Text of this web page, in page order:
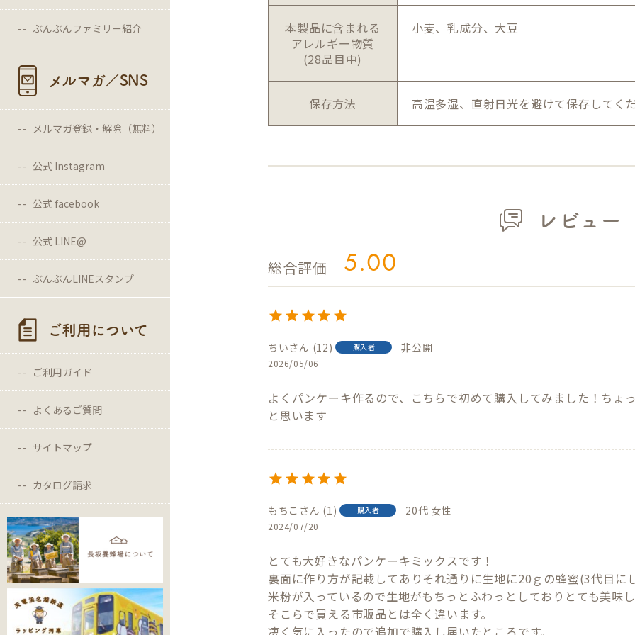
ぶんぶんファミリー紹介
メルマガ／SNS
メルマガ登録・解除（無料）
公式 Instagram
公式 facebook
公式 LINE@
ぶんぶんLINEスタンプ
ご利用について
ご利用ガイド
よくあるご質問
サイトマップ
カタログ請求
本製品に含まれる
アレルギー物質
(28品目中)
小麦、乳成分、大豆
保存方法 高温多湿、直射日光を避けて保存してく
レビュー
5.00
ちい 12 購入者 非公開
2026/05/06
よくパンケーキ作るので、こちらで初めて購入してみました！ちょ
と思います
もちこ 1 購入者 20代 女性
2024/07/20
とても大好きなパンケーキミックスです！
裏面に作り方が記載してありそれ通りに生地に20ｇの蜂蜜(3代目に
米粉が入っているので生地がもちっとふわっとしておりとても美味
そこらで買える市販品とは全く違います。